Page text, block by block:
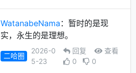
WatanabeNama ：暂时的是现
实，永生的是理想。
二哈圈
2026-0
5-23
回复
查看
0
0